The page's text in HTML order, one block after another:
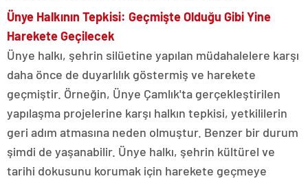
Ünye Halkının Tepkisi: Geçmişte Olduğu Gibi Yine
Harekete Geçilecek
Ünye halkı, şehrin silüetine yapılan müdahalelere karşı
daha önce de duyarlılık göstermiş ve harekete
geçmiştir. Örneğin, Ünye Çamlık'ta gerçekleştirilen
yapılaşma projelerine karşı halkın tepkisi, yetkililerin
geri adım atmasına neden olmuştur. Benzer bir durum
şimdi de yaşanabilir. Ünye halkı, şehrin kültürel ve
tarihi dokusunu korumak için harekete geçmeye